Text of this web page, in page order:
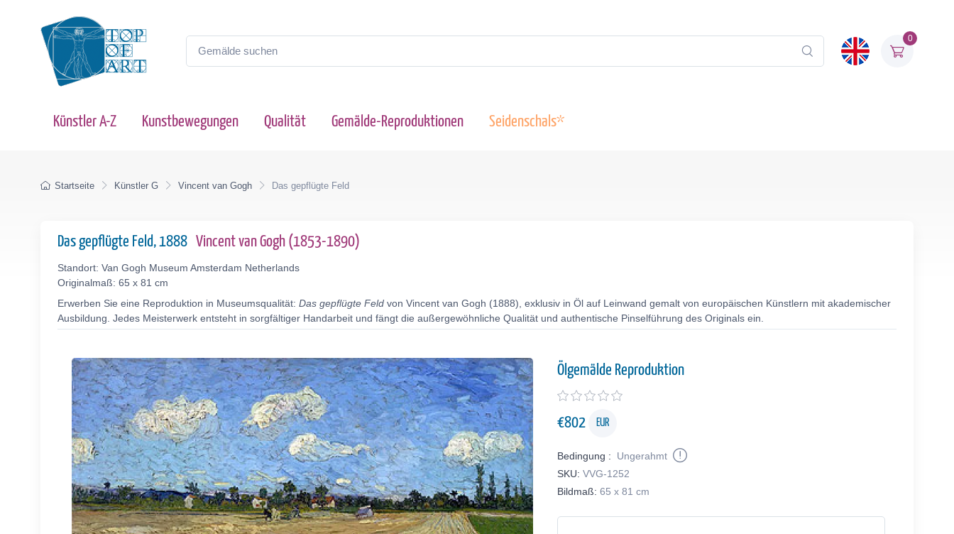
0
Künstler A-Z Kunstbewegungen Qualität Gemälde-Reproduktionen Seidenschals*
Startseite Künstler G Vincent van Gogh Das gepflügte Feld
Das gepflügte Feld, 1888 Vincent van Gogh (1853-1890)
Standort: Van Gogh Museum Amsterdam Netherlands
Originalmaß: 65 x 81 cm
Erwerben Sie eine Reproduktion in Museumsqualität: Das gepflügte Feld von Vincent van Gogh (1888), exklusiv in Öl auf Leinwand gemalt von europäischen Künstlern mit akademischer
Ausbildung. Jedes Meisterwerk entsteht in sorgfältiger Handarbeit und fängt die außergewöhnliche Qualität und authentische Pinselführung des Originals ein.
Ölgemälde Reproduktion
€802 EUR
Bedingung :
Ungerahmt
SKU: VVG-1252
Bildmaß: 65 x 81 cm